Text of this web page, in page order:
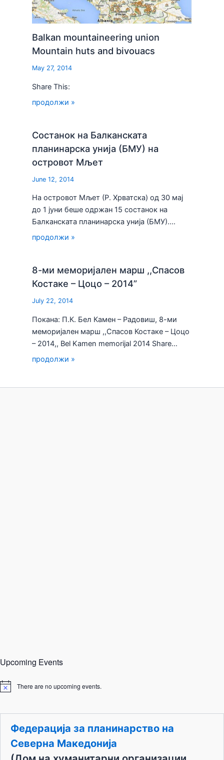
Balkan mountaineering union
Mountain huts and bivouacs
May 27, 2014
Share This:
продолжи »
Состанок на Балканската
планинарска унија (БМУ) на
островот Мљет
June 12, 2014
На островот Мљет (Р. Хрватска) од 30 мај
до 1 јуни беше одржан 15 состанок на
Балканската планинарска унија (БМУ).…
продолжи »
8-ми меморијален марш ,,Спасов
Костаке – Цоцо – 2014”
July 22, 2014
Покана: П.К. Бел Камен – Радовиш, 8-ми
меморијален марш ,,Спасов Костаке – Цоцо
– 2014,, Bel Kamen memorijal 2014 Share…
продолжи »
Upcoming Events
N
i
There are no upcoming events.
Федерација за планинарство на
Северна Македонија